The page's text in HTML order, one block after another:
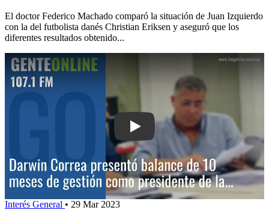
El doctor Federico Machado comparó la situación de Juan Izquierdo
con la del futbolista danés Christian Eriksen y aseguró que los
diferentes resultados obtenido...
Play: Darwin Correa presentó
Interés General • 29 Mar 2023